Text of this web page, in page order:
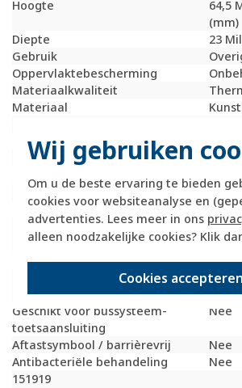
Wij gebruiken
Om u de beste ervaring te bieden
cookies voor websiteanalyse en
advertenties. Lees meer in ons
alleen noodzakelijke cookies? Klik
Cookies accepteren
Hoogte
64,5
(mm)
Diepte
23
Gebruik
Oppervlaktebescherming
Materiaalkwaliteit
Materiaal
Opdruk/indicatie
Controlevenster/verlicht
Nee
RAL-nummer (vergelijkbaar)
Slagvastheid
IK05
Met indicatieveld
Nee
Met verwisselbare
lens/symbool
Nee
Uitvoering oppervlakte
beschermingsgraad (IP)
IP44
Geschikt voor bussysteem-
toetsaansluiting
Nee
Aftastsymbool / barrièrevrij
Nee
Antibacteriële behandeling
Nee
151919